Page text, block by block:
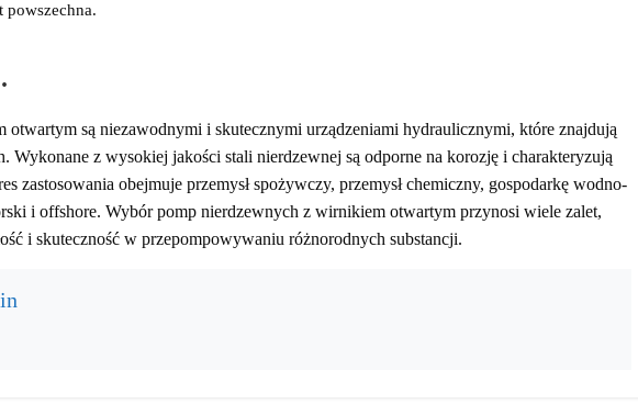
powszechna.
otwartym są niezawodnymi i skutecznymi urządzeniami hydraulicznymi, które znajdują
Wykonane z wysokiej jakości stali nierdzewnej są odporne na korozję i charakteryzują
zastosowania obejmuje przemysł spożywczy, przemysł chemiczny, gospodarkę wodno-
i offshore. Wybór pomp nierdzewnych z wirnikiem otwartym przynosi wiele zalet,
i skuteczność w przepompowywaniu różnorodnych substancji.